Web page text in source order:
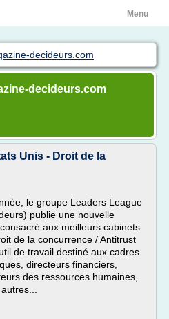
Menu
decideurs.com
decideurs.com
Unis - Droit de la
le groupe Leaders League
publie une nouvelle
aux meilleurs cabinets
de la concurrence / Antitrust
de travail destiné aux cadres
directeurs financiers,
des ressources humaines,